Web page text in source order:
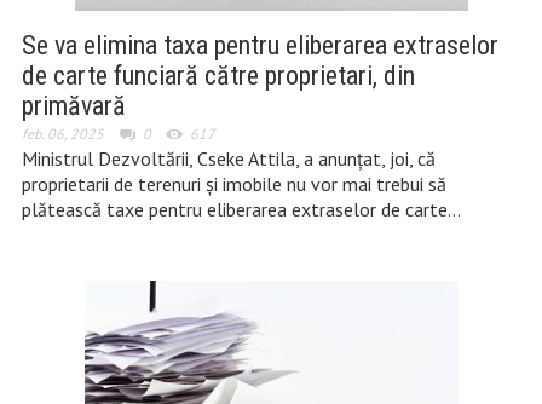
Se va elimina taxa pentru eliberarea extraselor
de carte funciară către proprietari, din
primăvară
feb. 06, 2025 0 617
Ministrul Dezvoltării, Cseke Attila, a anunţat, joi, că
proprietarii de terenuri şi imobile nu vor mai trebui să
plătească taxe pentru eliberarea extraselor de carte…